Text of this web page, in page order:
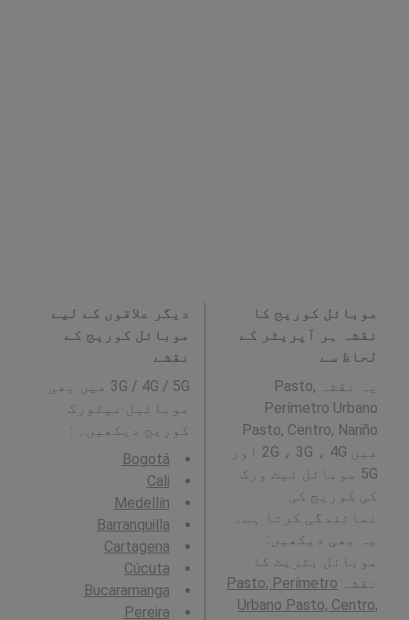
موبائل کوریج کا
نقشہ ہر آپریٹر کے
لحاظ سے
یہ نقشہ Pasto,
Perímetro Urbano
Pasto, Centro, Nariño
میں 2G ، 3G ، 4G اور
5G موبائل نیٹ ورک
کی کوریج کی
نمائندگی کرتا ہے۔
یہ بھی دیکھیں:
موبائل بٹریٹ کا
نقشہ Pasto, Perímetro
Urbano Pasto, Centro,
دیگر علاقوں کے لیے
موبائل کوریج کے
نقشے
3G / 4G / 5G میں بھی
موبائیل نیٹورک
کوریج دیکھیں۔ :
Bogotá
Cali
Medellín
Barranquilla
Cartagena
Cúcuta
Bucaramanga
Pereira